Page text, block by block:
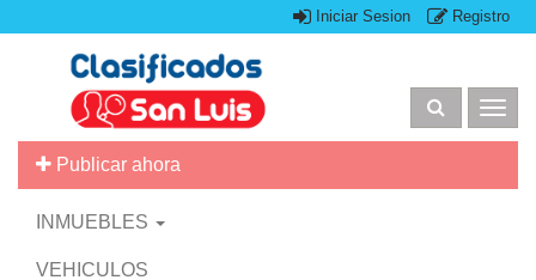
Iniciar Sesion Registro
Publicar ahora
INMUEBLES
VEHICULOS